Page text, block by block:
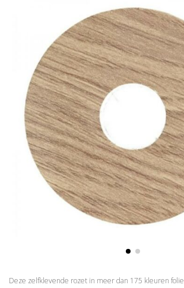
Deze zelfklevende rozet in meer dan 175 kleuren